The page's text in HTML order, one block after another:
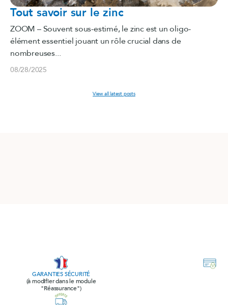
Tout savoir sur le zinc
ZOOM – Souvent sous-estimé, le zinc est un oligo-
élément essentiel jouant un rôle crucial dans de
nombreuses...
08/28/2025
View all latest posts
GARANTIES SÉCURITÉ
(à modifier dans le module
"Réassurance")